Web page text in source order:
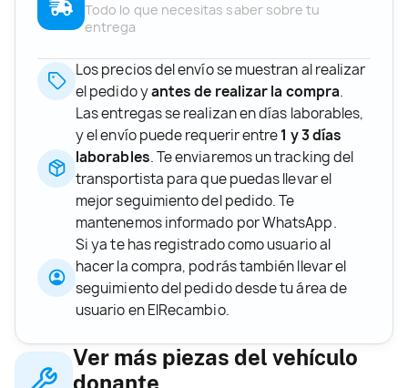
Todo lo que necesitas saber sobre tu
entrega
Los precios del envío se muestran al realizar
el pedido yantes de realizar la compra.
Las entregas se realizan en días laborables,
y el envío puede requerir entre1 y 3 días
laborables. Te enviaremos un tracking del
transportista para que puedas llevar el
mejor seguimiento del pedido. Te
mantenemos informado por WhatsApp.
Si ya te has registrado como usuario al
hacer la compra, podrás también llevar el
seguimiento del pedido desde tu área de
usuario en ElRecambio.
Ver más piezas del vehículo
donante